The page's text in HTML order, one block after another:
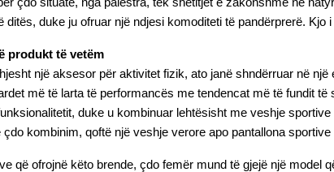
ditës, duke ju ofruar një ndjesi komoditeti të pandërprerë.
produkt të vetëm
një aksesor për aktivitet fizik, ato janë shndërruar në
më të larta të performancës me tendencat më të fundit
duke u kombinuar lehtësisht me veshje
kombinim, qoftë një veshje verore apo pantallona sportive
që ofrojnë këto brende, çdo femër mund të gjejë një